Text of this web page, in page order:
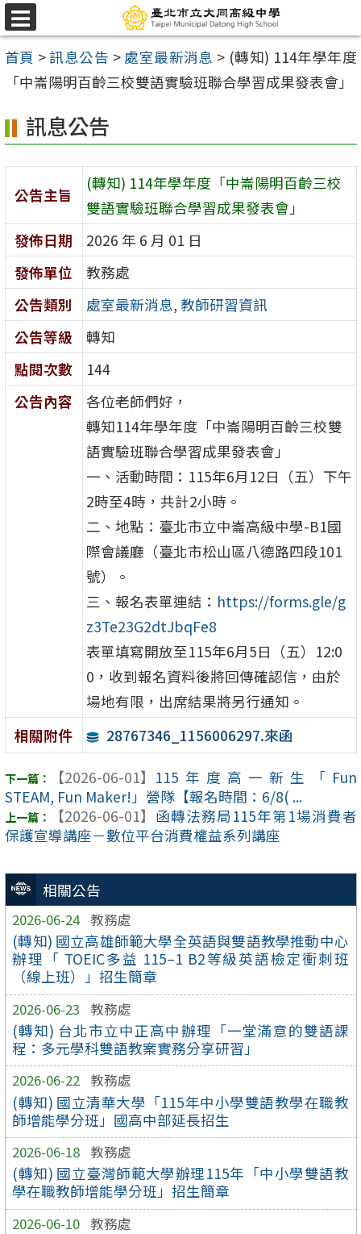
跳
至
主
容
區
選
單
首頁 >訊息公告 > 處室最新消息 > (轉知) 114年學年度
「中崙陽明百齡三校雙語實驗班聯合學習成果發表會」
相關公告
2026-06-24 教務處
(轉知) 國立高雄師範大學全英語與雙語教學推動中心
辦理「 TOEIC多益 115–1 B2等級英語檢定衝刺班
（線上班）」招生簡章
2026-06-23 教務處
(轉知) 台北市立中正高中辦理「一堂滿意的雙語課
程：多元學科雙語教案實務分享研習」
2026-06-22 教務處
(轉知) 國立清華大學「115年中小學雙語教學在職教
師增能學分班」國高中部延長招生
2026-06-18 教務處
(轉知) 國立臺灣師範大學辦理115年「中小學雙語教
學在職教師增能學分班」招生簡章
2026-06-10 教務處
訊息公告
公告主旨
(轉知) 114年學年度「中崙陽明百齡三校
雙語實驗班聯合學習成果發表會」
發佈日期
2026 年 6 月 01 日
發佈單位
教務處
公告類別
處室最新消息, 教師研習資訊
公告等級
轉知
點閱次數
144
公告內容
各位老師們好，
轉知114年學年度「中崙陽明百齡三校雙
語實驗班聯合學習成果發表會」
一、活動時間：115年6月12日（五）下午
2時至4時， 共計2小時。
二、地點：臺北市立中崙高級中學-B1國
際會議廳（臺北市松山區八德路四段101
號）。
三、報名表單連結： https://forms.gle/g
z3Te23G2dtJbqFe8
表單填寫開放至115年6月5日（五）12:0
0， 收到報名資料後將回傳確認信，由於
場地有限， 出席結果將另行通知。
相關附件
28767346_1156006297.來函
【2026-06-01】 115年度高一新生「Fun
STEAM, Fun Maker!」營隊【報名時間：6/8( ...
【2026-06-01】 函轉法務局115年第1場消費者
保護宣導講座－數位平台消費權益系列講座